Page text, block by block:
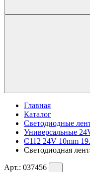
Главная
Каталог
Светодиодные
Универсальные
C112 24V 10mm
Светодиодная
Арт.: 037456